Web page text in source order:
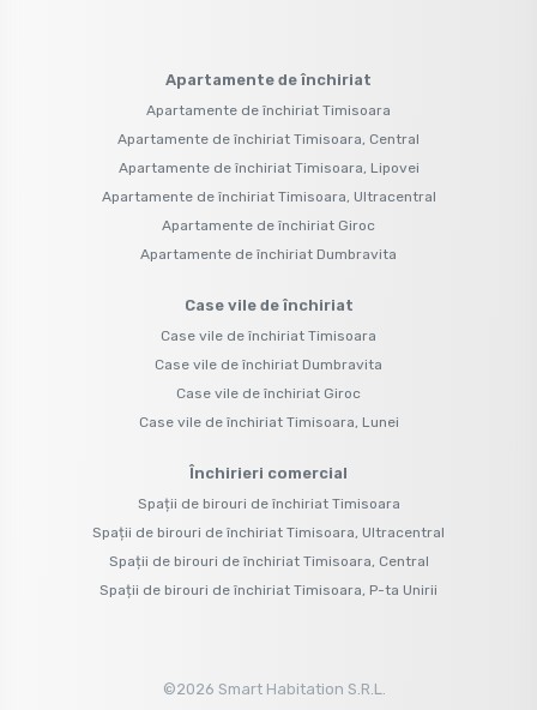
Apartamente de închiriat
Apartamente de închiriat Timisoara
Apartamente de închiriat Timisoara, Central
Apartamente de închiriat Timisoara, Lipovei
Apartamente de închiriat Timisoara, Ultracentral
Apartamente de închiriat Giroc
Apartamente de închiriat Dumbravita
Case vile de închiriat
Case vile de închiriat Timisoara
Case vile de închiriat Dumbravita
Case vile de închiriat Giroc
Case vile de închiriat Timisoara, Lunei
Închirieri comercial
Spații de birouri de închiriat Timisoara
Spații de birouri de închiriat Timisoara, Ultracentral
Spații de birouri de închiriat Timisoara, Central
Spații de birouri de închiriat Timisoara, P-ta Unirii
©2026 Smart Habitation S.R.L.